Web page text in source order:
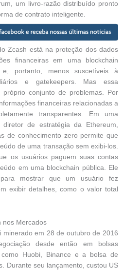
um livro-razão distribuído pronto
de contrato inteligente.
Zcash está na proteção dos dados
financeiras em uma blockchain
e, portanto, menos suscetíveis à
e gatekeepers. Mas essa
conjunto de problemas. Por
financeiras relacionadas a
transparentes. Em uma
diretor de estratégia da Ethereum,
de conhecimento zero permite que
de uma transação sem exibi-los.
os usuários paguem suas contas
em uma blockchain pública. Ele
mostrar que um usuário fez
exibir detalhes, como o valor total
nos Mercados
em 28 de outubro de 2016
desde então em bolsas
Huobi, Binance e a bolsa de
Durante seu lançamento, custou US